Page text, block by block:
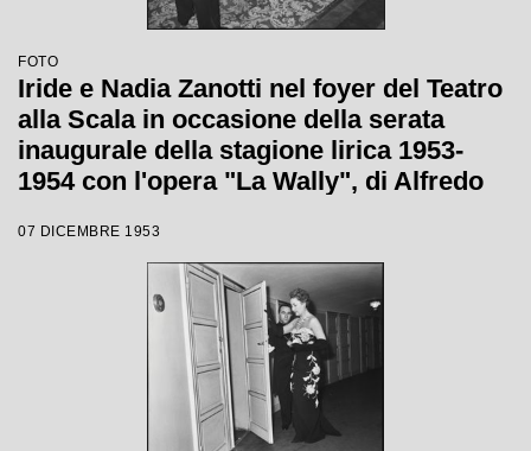
FOTO
Iride e Nadia Zanotti nel foyer del Teatro
alla Scala in occasione della serata
inaugurale della stagione lirica 1953-
1954 con l'opera "La Wally", di Alfredo
con la regia di Tatiana Pavlova
07 DICEMBRE 1953